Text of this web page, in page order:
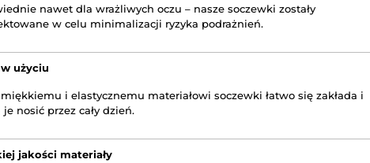
nawet dla wrażliwych oczu – nasze soczewki zostały
w celu minimalizacji ryzyka podrażnień.
użyciu
i elastycznemu materiałowi soczewki łatwo się zakłada i
je nosić przez cały dzień.
jakości materiały